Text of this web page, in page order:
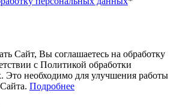
Сайт, Вы соглашаетесь на обработку
с Политикой обработки
Это необходимо для улучшения работы
Подробнее